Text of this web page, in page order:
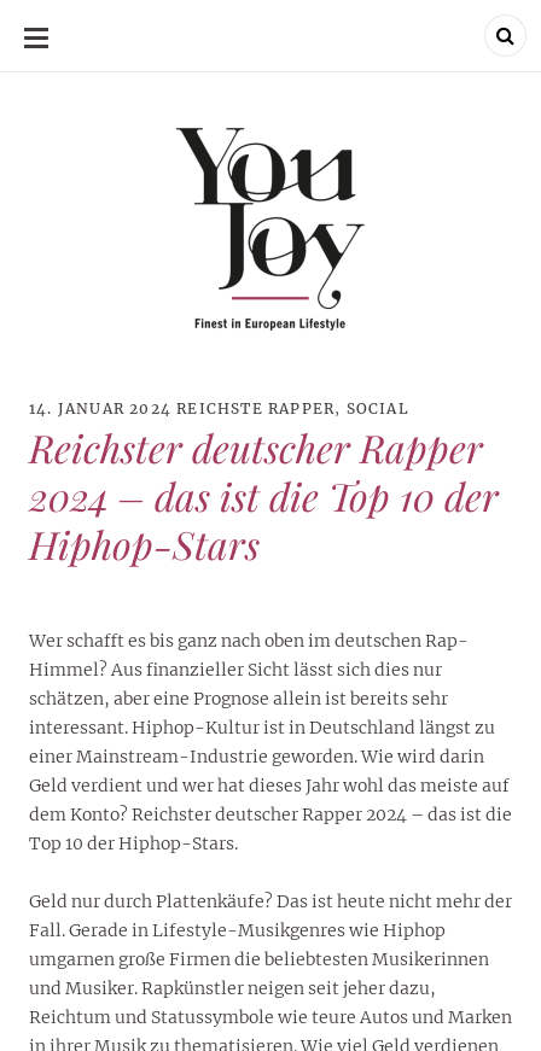
SKIP
14. JANUAR 2024 REICHSTE RAPPER, SOCIAL
Reichster deutscher Rapper
2024 – das ist die Top 10 der
Hiphop-Stars
Wer schafft es bis ganz nach oben im deutschen Rap-
Himmel? Aus finanzieller Sicht lässt sich dies nur
schätzen, aber eine Prognose allein ist bereits sehr
interessant. Hiphop-Kultur ist in Deutschland längst zu
einer Mainstream-Industrie geworden. Wie wird darin
Geld verdient und wer hat dieses Jahr wohl das meiste auf
dem Konto? Reichster deutscher Rapper 2024 – das ist die
Top 10 der Hiphop-Stars.
Geld nur durch Plattenkäufe? Das ist heute nicht mehr der
Fall. Gerade in Lifestyle-Musikgenres wie Hiphop
umgarnen große Firmen die beliebtesten Musikerinnen
und Musiker. Rapkünstler neigen seit jeher dazu,
Reichtum und Statussymbole wie teure Autos und Marken
in ihrer Musik zu thematisieren. Wie viel Geld verdienen